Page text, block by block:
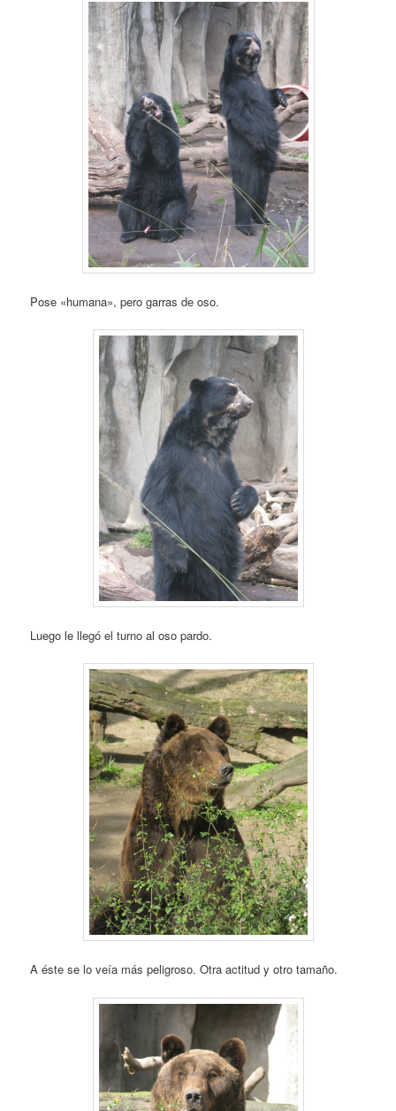
Pose «humana», pero garras de oso.
Luego le llegó el turno al oso pardo.
A éste se lo veía más peligroso. Otra actitud y otro tamaño.